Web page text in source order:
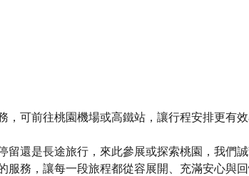
off only (Airport / HSR Taoyuan
inches or larger ; extra pieces NT$200
，可前往桃園機場或高鐵站，讓行程安排更有
留還是長途旅行，來此參展或探索桃園，我們
服務，讓每一段旅程都從容展開、充滿安心與回